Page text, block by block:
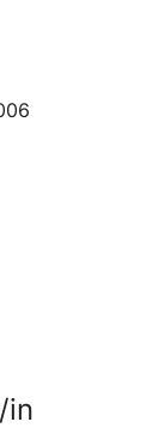
in